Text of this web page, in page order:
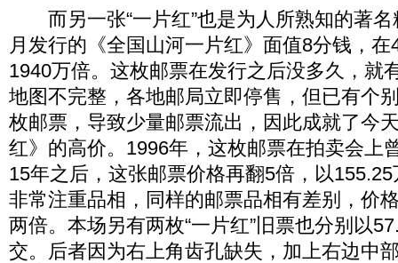
而另一张“一片红”也是为人所熟知的著名
月发行的《全国山河一片红》面值8分钱，
1940万倍。这枚邮票在发行之后没多久，就
地图不完整，各地邮局立即停售，但已有个
枚邮票，导致少量邮票流出，因此成就了今
红》的高价。1996年，这枚邮票在拍卖会上
15年之后，这张邮票价格再翻5倍，以
非常注重品相，同样的邮票品相有差别，价
两倍。本场另有两枚“一片红”旧票也分别以
交。后者因为右上角齿孔缺失，加上右边中